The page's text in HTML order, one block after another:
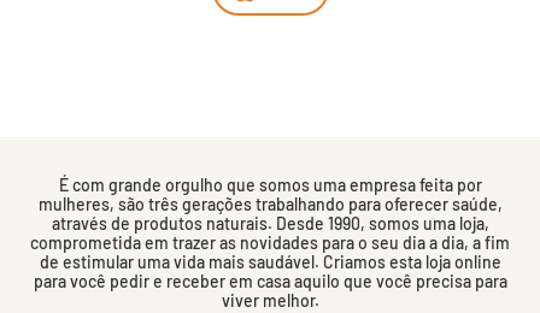
É com grande orgulho que somos uma empresa feita por
mulheres, são três gerações trabalhando para oferecer saúde,
através de produtos naturais. Desde 1990, somos uma loja,
comprometida em trazer as novidades para o seu dia a dia, a fim
de estimular uma vida mais saudável. Criamos esta loja online
para você pedir e receber em casa aquilo que você precisa para
viver melhor.